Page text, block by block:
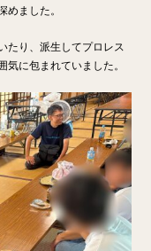
めました。
たり、派生してプロレス
に包まれていました。